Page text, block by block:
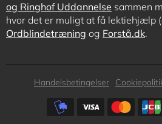
og Ringhof Uddannelse sammen
hvor det er muligt at få lektiehjælp
Ordblindetræning og Forstå.dk.
Subfooter
Handelsbetingelser
Subfooter
payment